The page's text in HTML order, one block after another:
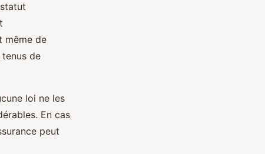
même de
de
loi ne les
En cas
peut